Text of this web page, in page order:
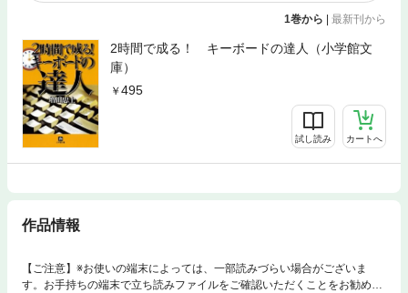
1巻から | 最新刊から
2時間で成る！ キーボードの達人（小学館文
庫）
495
試し読み カートへ
作品情報
【ご注意】※お使いの端末によっては、一部読みづらい場合がございま
す。お手持ちの端末で立ち読みファイルをご確認いただくことをお勧めし